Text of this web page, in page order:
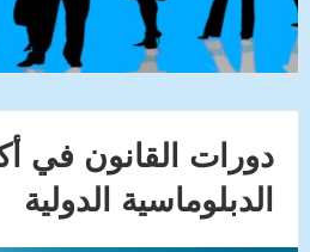
دورات القانون في
الدبلوماسية الدولية